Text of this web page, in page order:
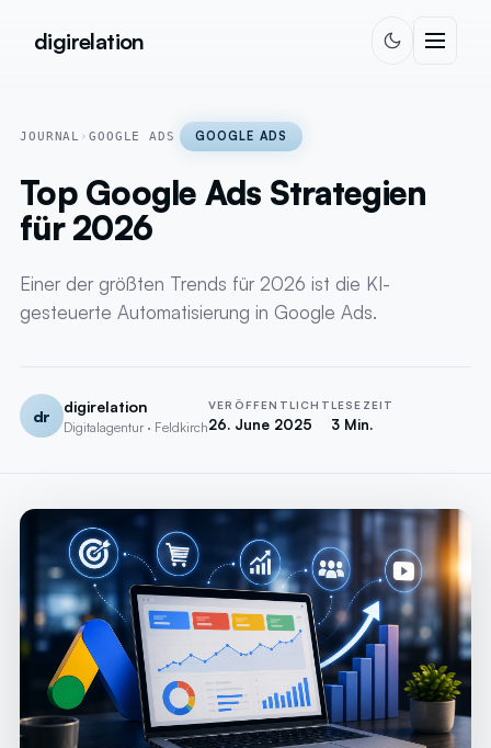
digirelation
JOURNAL ›GOOGLE ADS GOOGLE ADS
Top Google Ads Strategien
für 2026
Einer der größten Trends für 2026 ist die KI-
gesteuerte Automatisierung in Google Ads.
dr
digirelation
Digitalagentur · Feldkirch
VERÖFFENTLICHT
26. June 2025
LESEZEIT
3 Min.